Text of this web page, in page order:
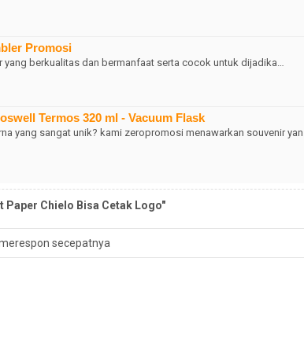
Promosi
yang berkualitas dan bermanfaat serta cocok untuk dijadika…
Termos 320 ml - Vacuum Flask
yang sangat unik? kami zeropromosi menawarkan souvenir yan…
Paper Chielo Bisa Cetak Logo"
secepatnya